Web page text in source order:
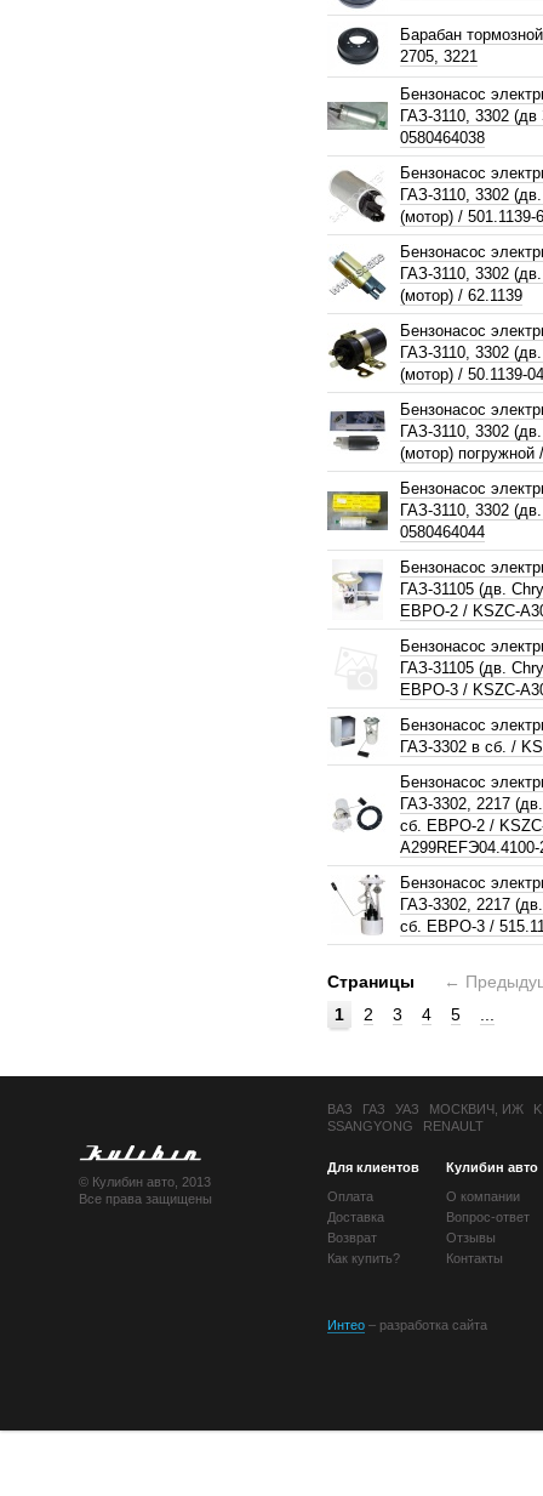
Барабан
2705, 3221
Бензонасос
ГАЗ-3110, 3302
0580464038
Бензонасос
ГАЗ-3110, 3302
(мотор) / 501.1139-
Бензонасос
ГАЗ-3110, 3302
(мотор) / 62.1139
Бензонасос
ГАЗ-3110, 3302
(мотор) / 50.1139-04
Бензонасос
ГАЗ-3110, 3302
(мотор) погружной
Бензонасос
ГАЗ-3110, 3302
0580464044
Бензонасос
ГАЗ-31105 (дв.
ЕВРО-2 / KSZC-
Бензонасос
ГАЗ-31105 (дв.
ЕВРО-3 / KSZC-
Бензонасос
ГАЗ-3302 в сб. /
Бензонасос
ГАЗ-3302, 2217
сб. ЕВРО-2 /
A299REFЭ04.4100-
Бензонасос
ГАЗ-3302, 2217
сб. ЕВРО-3 /
Страницы ←
1
2 3 4 5
ВАЗ ГАЗ УАЗ МОСКВИЧ, ИЖ
SSANGYONG
RENAULT
Для клиентов
Кулибин авто
Оплата
Доставка
Возврат
Как купить?
О компании
Вопрос-ответ
Отзывы
Контакты
Интео – разработка сайта
© Кулибин авто, 2013
Все права защищены